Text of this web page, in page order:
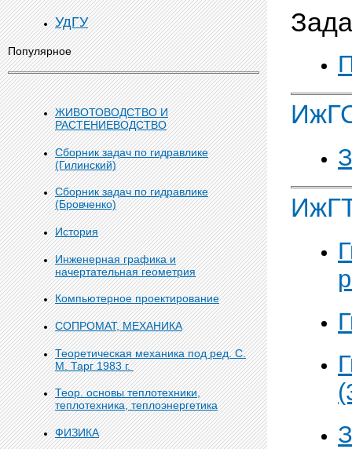
УдГУ
Популярное
ЖИВОТОВОДСТВО И
РАСТЕНИЕВОДСТВО
Сборник задач по гидравлике
(Гилинский)
Сборник задач по гидравлике
(Бровченко)
История
Инженерная графика и
начертательная геометрия
Компьютерное проектирование
СОПРОМАТ, МЕХАНИКА
Теоретическая механика под ред. С.
М. Тарг 1983 г.
Теор. основы теплотехники,
теплотехника, теплоэнергетика
ФИЗИКА